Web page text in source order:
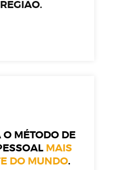
MÉTODO DE
MAIS
DO MUNDO.